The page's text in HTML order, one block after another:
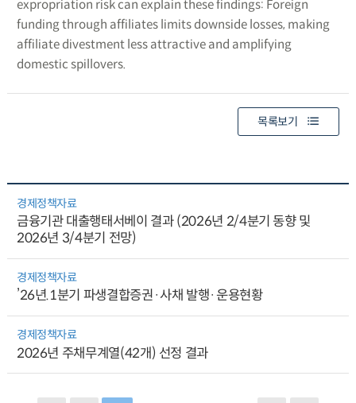
expropriation risk can explain these findings: Foreign
funding through affiliates limits downside losses, making
affiliate divestment less attractive and amplifying
domestic spillovers.
목록보기
경제정책자료
금융기관 대출행태서베이 결과 (2026년 2/4분기 동향 및
2026년 3/4분기 전망)
경제정책자료
’26년.1분기 파생결합증권·사채 발행·운용현황
경제정책자료
2026년 주채무계열(42개) 선정 결과